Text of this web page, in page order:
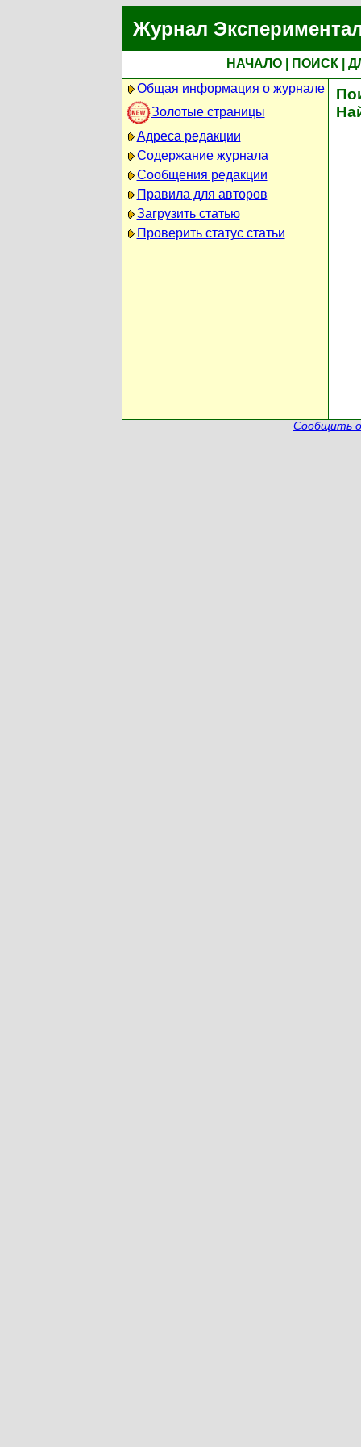
Журнал
НАЧАЛО ПОИСК
Общая информация о журнале
Золотые страницы
Адреса редакции
Содержание журнала
Сообщения редакции
Правила для авторов
Загрузить статью
Проверить статус статьи
Сообщить о